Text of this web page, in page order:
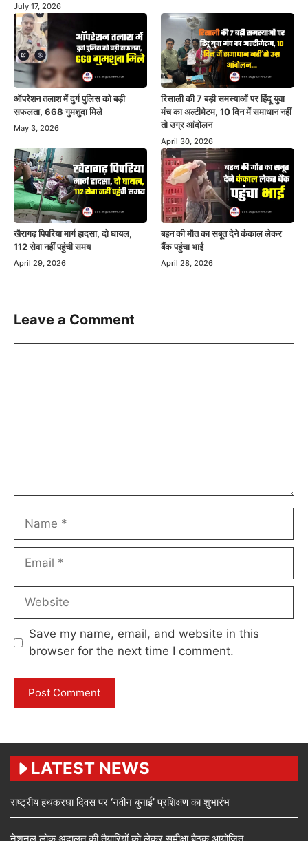
July 17, 2026
ऑपरेशन तलाश में दुर्ग पुलिस को बड़ी
सफलता, 668 गुमशुदा मिले
May 3, 2026
रिसाली की 7 बड़ी समस्याओं पर हिंदू युवा
मंच का अल्टीमेटम, 10 दिन में समाधान नहीं
तो उग्र आंदोलन
April 30, 2026
खैरागढ़ पिपरिया मार्ग हादसा, दो घायल,
112 सेवा नहीं पहुंची समय
April 29, 2026
बहन की मौत का सबूत देने कंकाल लेकर
बैंक पहुंचा भाई
April 28, 2026
Leave a Comment
Name
Email
Website
Save my name, email, and website in this
browser for the next time I comment.
LATEST NEWS
राष्ट्रीय हथकरघा दिवस पर ‘नवीन बुनाई’ प्रशिक्षण का शुभारंभ